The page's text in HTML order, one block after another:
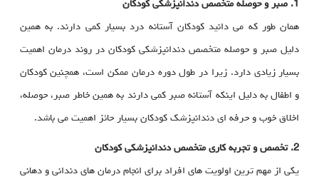
1. صبر و حوصله متخصص دندانپزشکی کودکان
همان طور که می دانید کودکان آستانه درد بسیار کمی دارند. به همین
دلیل صبر و حوصله متخصص دندانپزشکی کودکان در روند درمان اهمیت
بسیار زیادی دارد. زیرا در طول دوره درمان ممکن است، همچنین کودکان
و اطفال به دلیل اینکه آستانه صبر کمی دارند به همین خاطر صبر، حوصله،
اخلاق خوب و حرفه ای دندانپزشک کودکان بسیار حائز اهمیت می باشد.
2. تخصص و تجربه کاری متخصص دندانپزشکی کودکان
یکی از مهم ترین اولویت های افراد برای انجام درمان های دندانی و دهانی